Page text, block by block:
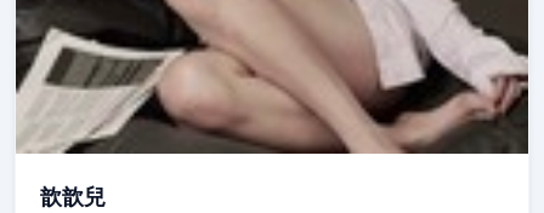
歆歆兒